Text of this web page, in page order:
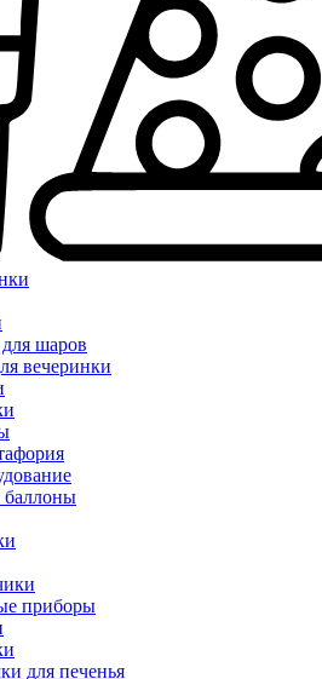
шаров
вечеринки
баллоны
приборы
для печенья